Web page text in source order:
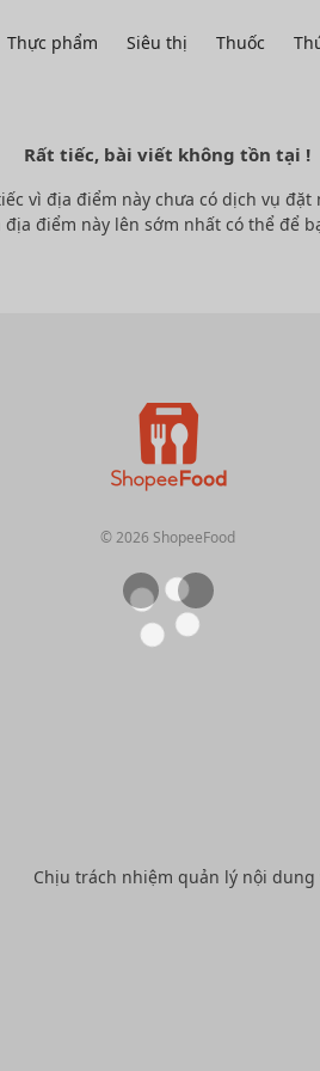
Thực phẩm Siêu thị Thuốc
Rất tiếc, bài viết không tồn tại !
vì địa điểm này chưa có dịch vụ đặt
điểm này lên sớm nhất có thể để
© 2026 ShopeeFood
Chịu trách nhiệm quản lý nội